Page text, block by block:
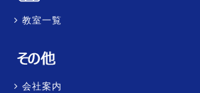
教室一覧
会社案内